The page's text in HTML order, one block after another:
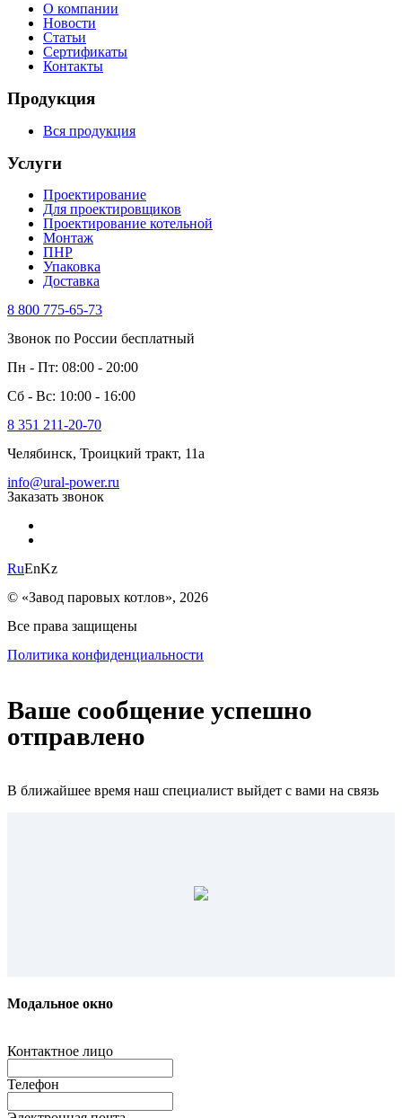
О компании
Новости
Статьи
Сертификаты
Контакты
Продукция
Вся продукция
Услуги
Проектирование
Для проектировщиков
Проектирование котельной
Монтаж
ПНР
Упаковка
Доставка
8 800 775-65-73
Звонок по России бесплатный
Пн - Пт: 08:00 - 20:00
Сб - Вс: 10:00 - 16:00
8 351 211-20-70
Челябинск, Троицкий тракт, 11а
info@ural-power.ru
Заказать звонок
RuEnKz
© «Завод паровых котлов», 2026
Все права защищены
Политика конфиденциальности
Ваше сообщение успешно
отправлено
В ближайшее время наш специалист выйдет с вами на связь
Модальное окно
Контактное лицо
Телефон